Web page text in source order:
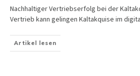
Nachhaltiger Vertriebserfolg bei der
Vertrieb kann gelingen Kaltakquise im
Artikel lesen